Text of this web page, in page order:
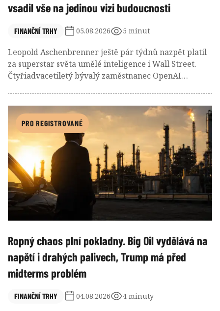
vsadil vše na jedinou vizi budoucnosti
FINANČNÍ TRHY 05.08.2026 5 minut
Leopold Aschenbrenner ještě pár týdnů nazpět platil
za superstar světa umělé inteligence i Wall Street.
Čtyřiadvacetiletý bývalý zaměstnanec OpenAI
procent. Víra a páka, které jej vynesly nahoru se však
v posledních dnech staly příčinou jeho dramatického
pádu.
PRO REGISTROVANÉ
Ropný chaos plní pokladny. Big Oil vydělává na
napětí i drahých palivech, Trump má před
midterms problém
FINANČNÍ TRHY 04.08.2026 4 minuty